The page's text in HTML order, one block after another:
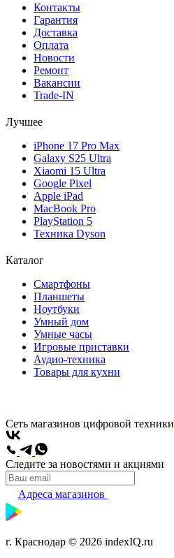
Контакты
Гарантия
Доставка
Оплата
Новости
Ремонт
Вакансии
Trade-IN
Лучшее
iPhone 17 Pro Max
Galaxy S25 Ultra
Xiaomi 15 Ultra
Google Pixel
Apple iPad
MacBook Pro
PlayStation 5
Техника Dyson
Каталог
Смартфоны
Планшеты
Ноутбуки
Умный дом
Умные часы
Игровые приставки
Аудио-техника
Товары для кухни
Сеть магазинов цифровой техники
Следите за новостями и акциями
Адреса магазинов
г. Краснодар © 2026 indexIQ.ru